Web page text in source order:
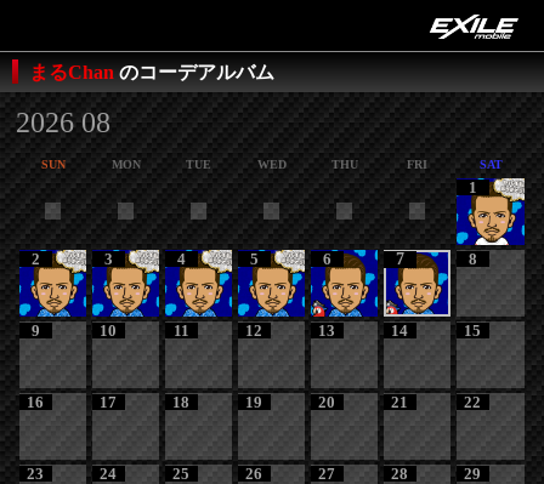
まるChan のコーデアルバム
2026 08
SUN MON TUE WED THU FRI SAT
1
2 3 4 5 6 7 8
9 10 11 12 13 14 15
16 17 18 19 20 21 22
23 24 25 26 27 28 29